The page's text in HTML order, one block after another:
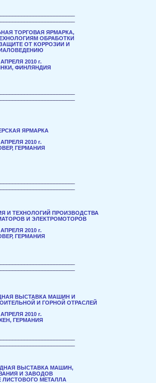
ТОРГОВАЯ ЯРМАРКА,
ОБРАБОТКИ
ОТ КОРРОЗИИ И
АПРЕЛЯ 2010 г.
ФИНЛЯНДИЯ
ЯРМАРКА
АПРЕЛЯ 2010 г.
ГЕРМАНИЯ
И ТЕХНОЛОГИЙ ПРОИЗВОДСТВА
И ЭЛЕКТРОМОТОРОВ
АПРЕЛЯ 2010 г.
ГЕРМАНИЯ
ВЫСТАВКА МАШИН И
И ГОРНОЙ ОТРАСЛЕЙ
АПРЕЛЯ 2010 г.
ГЕРМАНИЯ
ВЫСТАВКА МАШИН,
И ЗАВОДОВ
ЛИСТОВОГО МЕТАЛЛА